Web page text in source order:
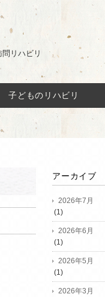
リハビリ
子どものリハビリ
アーカイブ
2026年7月
(1)
2026年6月
(1)
2026年5月
(1)
2026年3月